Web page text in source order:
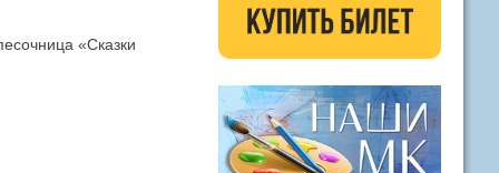
«Сказки